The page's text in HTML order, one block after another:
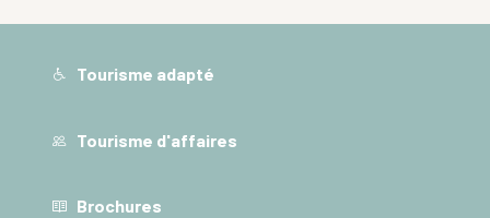
Tourisme adapté
Tourisme d'affaires
Brochures